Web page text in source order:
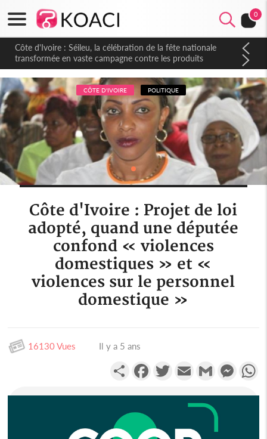
0
Côte d'Ivoire : Séileu, la célébration de la fête nationale
transformée en vaste campagne contre les produits
dépigmentants dangereux
CÔTE D'IVOIRE POLITIQUE
Côte d'Ivoire : Projet de loi
adopté, quand une députée
confond « violences
domestiques » et «
violences sur le personnel
domestique »
16130 Vues Il y a 5 ans
PartagerFacebookTwitterEmail Gmail